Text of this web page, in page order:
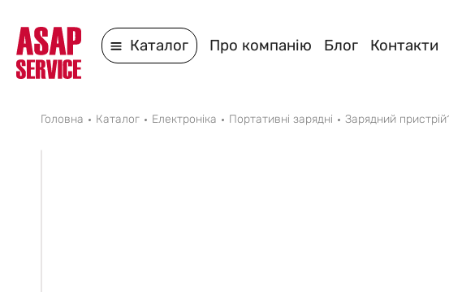
Каталог Про компанію Блог Контакти
Головна Каталог Електроніка Портативні зарядні Зарядний